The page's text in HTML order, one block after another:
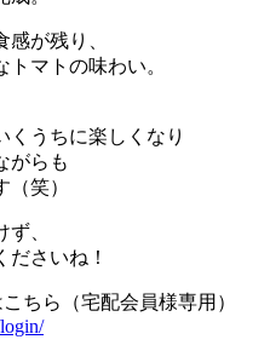
が残り、
マトの味わい。
くうちに楽しくなり
がらも
笑）
、
さいね！
こちら（宅配会員様専用）